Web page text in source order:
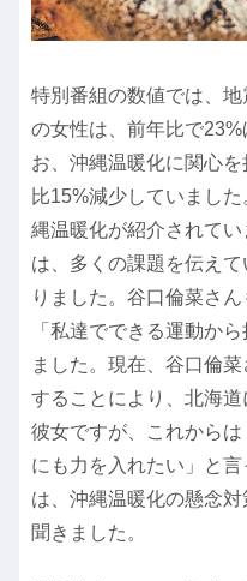
特別番組の数値では、
の女性は、前年比で
お、沖縄温暖化に関心
比15%減少していまし
縄温暖化が紹介されて
は、多くの課題を伝え
りました。谷口倫菜さ
「私達でできる運動か
ました。現在、谷口倫
することにより、北海
彼女ですが、これから
にも力を入れたい」と
は、沖縄温暖化の懸念
聞きました。